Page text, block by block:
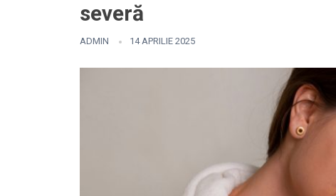
severă
ADMIN 14 APRILIE 2025